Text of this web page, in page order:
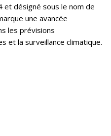
et désigné sous le nom de
une avancée
les prévisions
et la surveillance climatique.